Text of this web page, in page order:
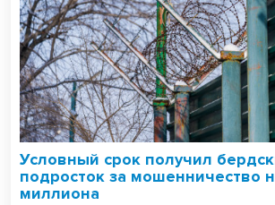
Условный срок получил
подросток за мошенничество
миллиона